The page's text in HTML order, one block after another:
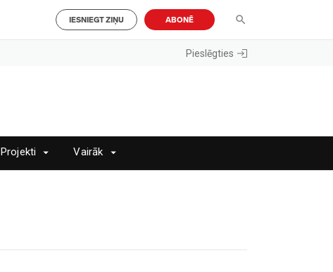
IESNIEGT ZIŅU ABONĒ
Pieslēgties
Projekti Vairāk